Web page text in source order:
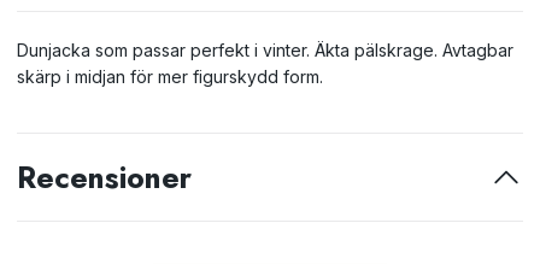
Dunjacka som passar perfekt i vinter. Äkta pälskrage. Avtagbar
skärp i midjan för mer figurskydd form.
Recensioner